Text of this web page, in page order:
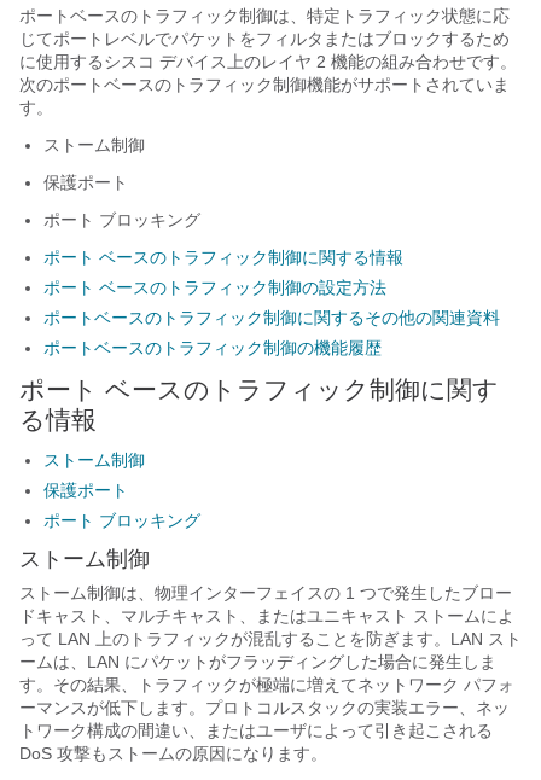
ポートベースのトラフィック制御は、特定トラフィック状態に応
じてポートレベルでパケットをフィルタまたはブロックするため
に使用するシスコ デバイス上のレイヤ 2 機能の組み合わせです。
次のポートベースのトラフィック制御機能がサポートされていま
す。
ストーム制御
保護ポート
ポート ブロッキング
ポート ベースのトラフィック制御に関する情報
ポート ベースのトラフィック制御の設定方法
ポートベースのトラフィック制御に関するその他の関連資料
ポートベースのトラフィック制御の機能履歴
ポート ベースのトラフィック制御に関す
る情報
ストーム制御
保護ポート
ポート ブロッキング
ストーム制御
ストーム制御は、物理インターフェイスの 1 つで発生したブロー
ドキャスト、マルチキャスト、またはユニキャスト ストームによ
って LAN 上のトラフィックが混乱することを防ぎます。LAN スト
ームは、LAN にパケットがフラッディングした場合に発生しま
す。その結果、トラフィックが極端に増えてネットワーク パフォ
ーマンスが低下します。プロトコルスタックの実装エラー、ネッ
トワーク構成の間違い、またはユーザによって引き起こされる
DoS 攻撃もストームの原因になります。